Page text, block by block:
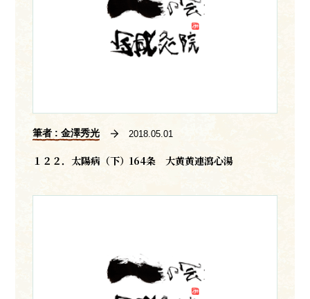
筆者 : 金澤秀光 2018.05.01
１２２．太陽病（下）164条 大黄黄連瀉心湯